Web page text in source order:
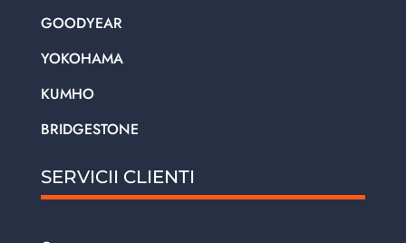
GOODYEAR
YOKOHAMA
KUMHO
BRIDGESTONE
SERVICII CLIENTI